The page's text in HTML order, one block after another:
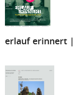
erlauf erinnert |